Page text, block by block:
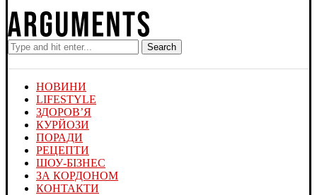
Search
НОВИНИ
LIFESTYLE
ЗДОРОВ’Я
КУРЙОЗИ
ПОРАДИ
РЕЦЕПТИ
ШОУ-БІЗНЕС
ЗА КОРДОНОМ
КОНТАКТИ